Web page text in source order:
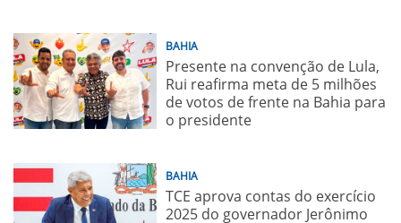
BAHIA
Presente na convenção de Lula,
Rui reafirma meta de 5 milhões
de votos de frente na Bahia para
o presidente
BAHIA
TCE aprova contas do exercício
2025 do governador Jerônimo